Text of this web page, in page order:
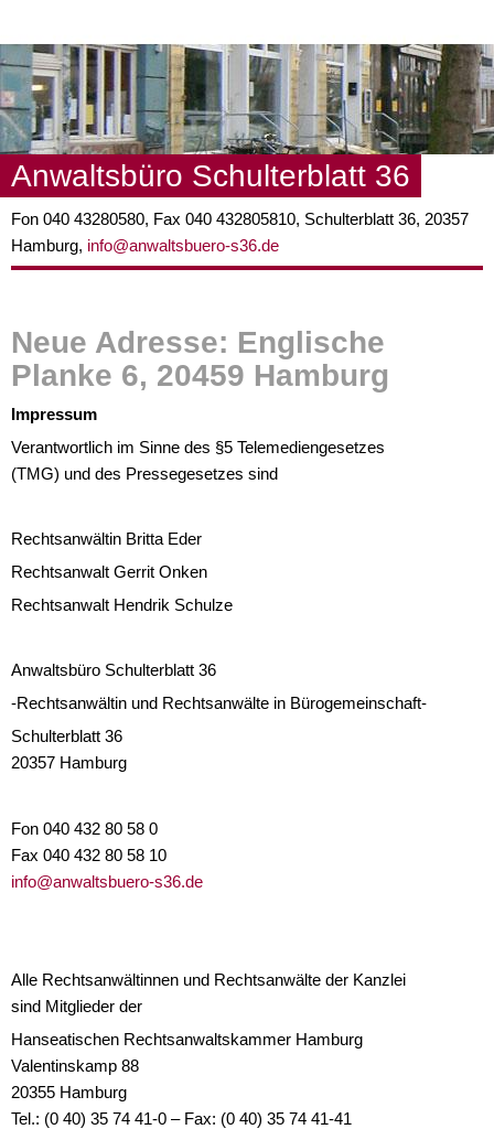
Anwaltsbüro Schulterblatt 36
Fon 040 43280580, Fax 040 432805810, Schulterblatt 36, 20357
Hamburg, info@anwaltsbuero-s36.de
Neue Adresse: Englische
Planke 6, 20459 Hamburg
Impressum
Verantwortlich im Sinne des §5 Telemediengesetzes
(TMG) und des Pressegesetzes sind
Rechtsanwältin Britta Eder
Rechtsanwalt Gerrit Onken
Rechtsanwalt Hendrik Schulze
Anwaltsbüro Schulterblatt 36
-Rechtsanwältin und Rechtsanwälte in Bürogemeinschaft-
Schulterblatt 36
20357 Hamburg
Fon 040 432 80 58 0
Fax 040 432 80 58 10
info@anwaltsbuero-s36.de
Alle Rechtsanwältinnen und Rechtsanwälte der Kanzlei
sind Mitglieder der
Hanseatischen Rechtsanwaltskammer Hamburg
Valentinskamp 88
20355 Hamburg
Tel.: (0 40) 35 74 41-0 – Fax: (0 40) 35 74 41-41